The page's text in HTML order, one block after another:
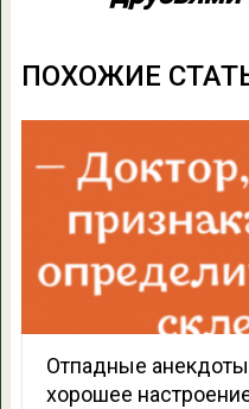
ПОХОЖИЕ
Отпадные
хорошее